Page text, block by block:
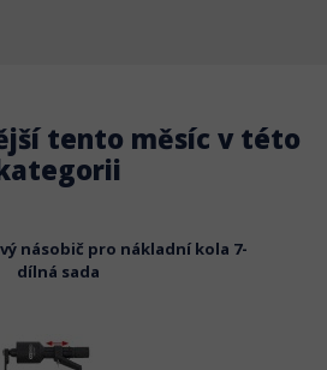
tento měsíc v této
násobič pro nákladní kola 7-
dílná sada